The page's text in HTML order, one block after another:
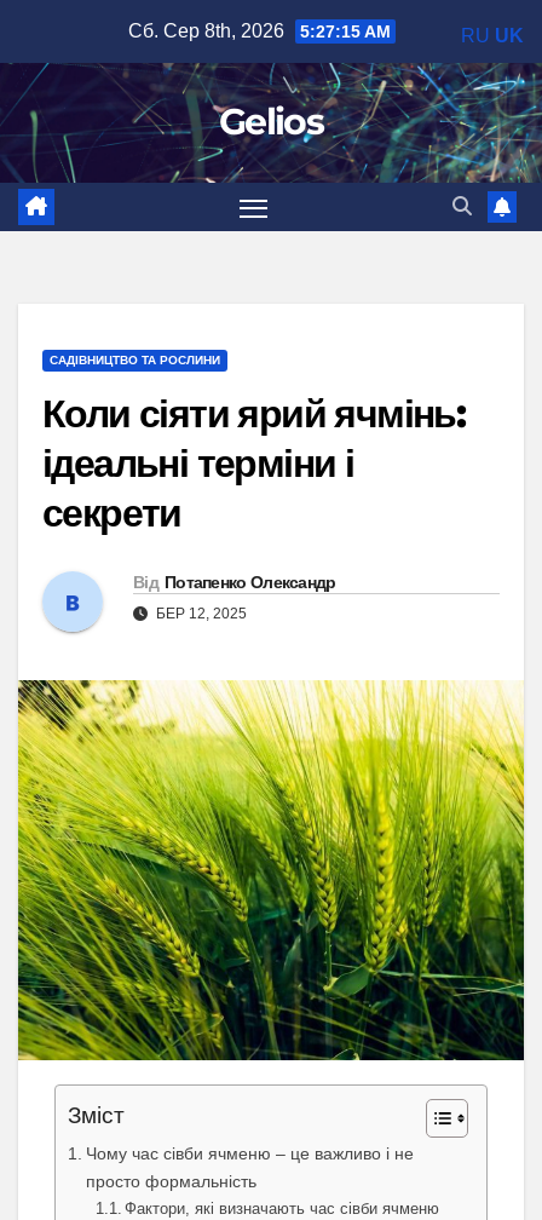
вмісту
Сб. Сер 8th, 2026 5:27:16 AM
Gelios
САДІВНИЦТВО ТА РОСЛИНИ
Коли сіяти ярий ячмінь:
ідеальні терміни і
секрети
Від Потапенко Олександр
БЕР 12, 2025
Зміст
Чому час сівби ячменю – це важливо і не
просто формальність
Фактори, які визначають час сівби ячменю
RU UK